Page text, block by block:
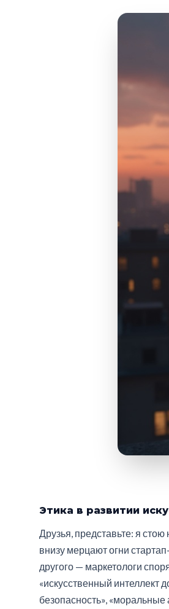
Этика в развитии
Друзья, представьте: я
внизу мерцают огни
другого — маркетологи
«искусственный интеллект
безопасность»,